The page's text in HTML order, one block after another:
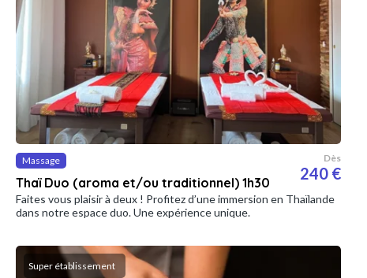
Massage
Thaï Duo (aroma et/ou traditionnel) 1h30
Dès
240 €
Faites vous plaisir à deux ! Profitez d’une immersion en Thaïlande
dans notre espace duo. Une expérience unique.
Super établissement